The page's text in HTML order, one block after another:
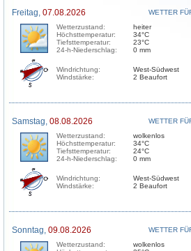
Freitag, 07.08.2026
WETTER
Wetterzustand:
Höchsttemperatur:
Tiefsttemperatur:
24-h-Niederschlag:
heiter
34°C
23°C
0 mm
Windrichtung:
Windstärke:
West-Südwest
2 Beaufort
Samstag, 08.08.2026
WETTER
Wetterzustand:
Höchsttemperatur:
Tiefsttemperatur:
24-h-Niederschlag:
wolkenlos
34°C
24°C
0 mm
Windrichtung:
Windstärke:
West-Südwest
2 Beaufort
Sonntag, 09.08.2026
WETTER
Wetterzustand:
wolkenlos